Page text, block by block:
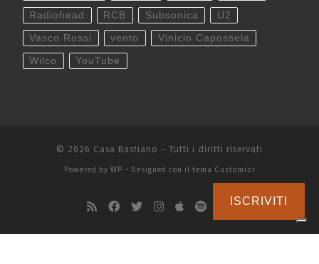
Radiohead RCB Subsonica U2
Vasco Rossi vento Vinicio Capossela
Wilco YouTube
© 2026 Casa Bastiano – Tutti i diritti riservati
Powered by WP – Designed con il tema Customizr
ISCRIVITI